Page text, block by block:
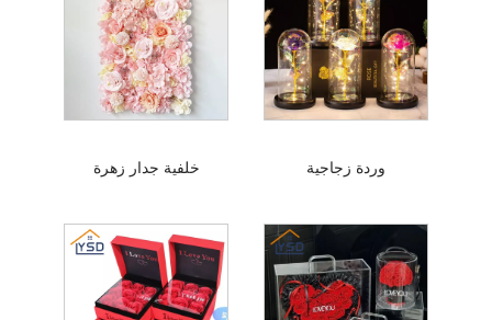
خلفية جدار زهرة وردة زجاجية